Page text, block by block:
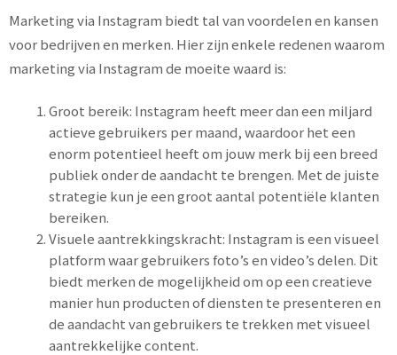
Marketing via Instagram biedt tal van voordelen en kansen
voor bedrijven en merken. Hier zijn enkele redenen waarom
marketing via Instagram de moeite waard is:
Groot bereik: Instagram heeft meer dan een miljard
actieve gebruikers per maand, waardoor het een
enorm potentieel heeft om jouw merk bij een breed
publiek onder de aandacht te brengen. Met de juiste
strategie kun je een groot aantal potentiële klanten
bereiken.
Visuele aantrekkingskracht: Instagram is een visueel
platform waar gebruikers foto’s en video’s delen. Dit
biedt merken de mogelijkheid om op een creatieve
manier hun producten of diensten te presenteren en
de aandacht van gebruikers te trekken met visueel
aantrekkelijke content.